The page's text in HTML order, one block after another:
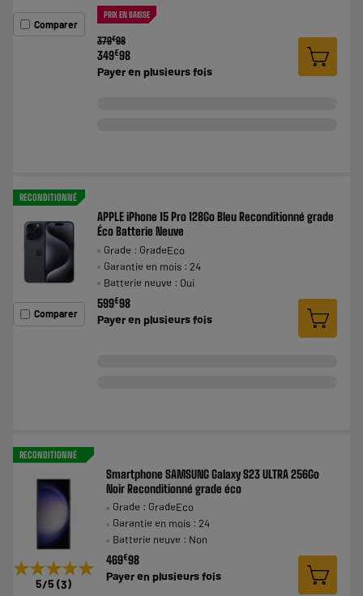
Comparer
PRIX EN BAISSE
379€98
349€98
Payer en plusieurs fois
RECONDITIONNÉ
Comparer
APPLE iPhone 15 Pro 128Go Bleu Reconditionné grade
Éco Batterie Neuve
Grade : GradeEco
Garantie en mois : 24
Batterie neuve : Oui
599€98
Payer en plusieurs fois
RECONDITIONNÉ
★★★★★
★★★★★
5/5 (3)
Smartphone SAMSUNG Galaxy S23 ULTRA 256Go
Noir Reconditionné grade éco
Grade : GradeEco
Garantie en mois : 24
Batterie neuve : Non
469€98
Payer en plusieurs fois